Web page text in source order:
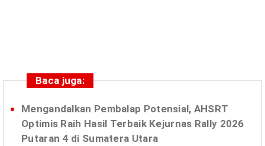
Baca juga:
Mengandalkan Pembalap Potensial, AHSRT
Optimis Raih Hasil Terbaik Kejurnas Rally 2026
Putaran 4 di Sumatera Utara